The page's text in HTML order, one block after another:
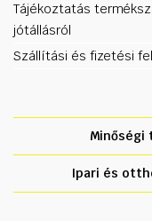
Tájékoztatás
jótállásról
Szállítási és fizetési
Minőségi
Ipari és